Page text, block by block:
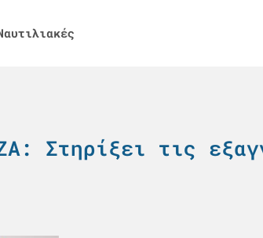
Στηρίξει τις